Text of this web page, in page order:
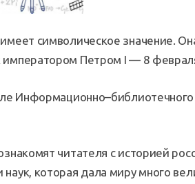
символическое значение.
императором Петром I — 8
читателя с историей
которая дала миру много